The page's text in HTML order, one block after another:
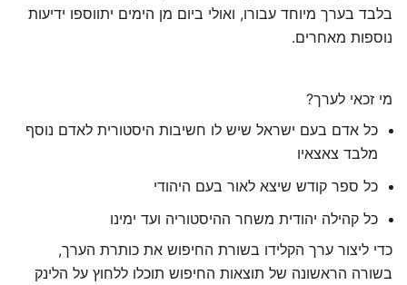
בלבד בערך מיוחד עבורו, ואולי ביום מן הימים יתווספו ידיעות
נוספות מאחרים.
מי זכאי לערך?
כל אדם בעם ישראל שיש לו חשיבות היסטורית לאדם נוסף
מלבד צאצאיו
כל ספר קודש שיצא לאור בעם היהודי
כל קהילה יהודית משחר ההיסטוריה ועד ימינו
כדי ליצור ערך הקלידו בשורת החיפוש את כותרת הערך,
בשורה הראשונה של תוצאות החיפוש תוכלו ללחוץ על הלינק